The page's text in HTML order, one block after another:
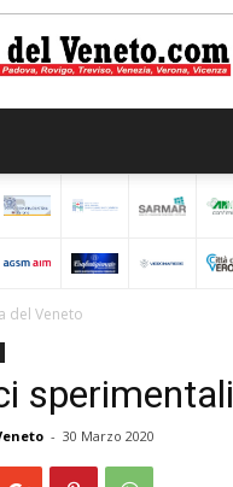
del
del Veneto
sperimentali
- 30 Marzo 2020